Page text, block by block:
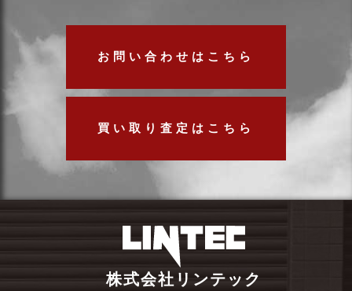
お問い合わせはこちら
買い取り査定はこちら
株式会社リンテック